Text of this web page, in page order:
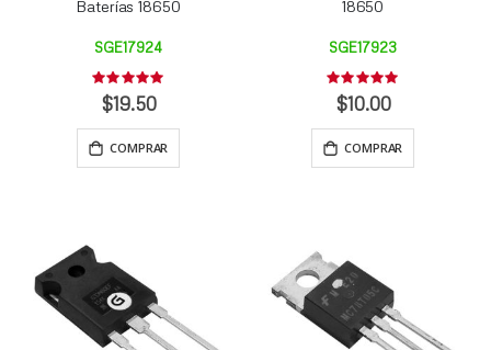
Baterías 18650
SGE17924
Rating:
0%
$19.50
COMPRAR
18650
SGE17923
Rating:
0%
$10.00
COMPRAR